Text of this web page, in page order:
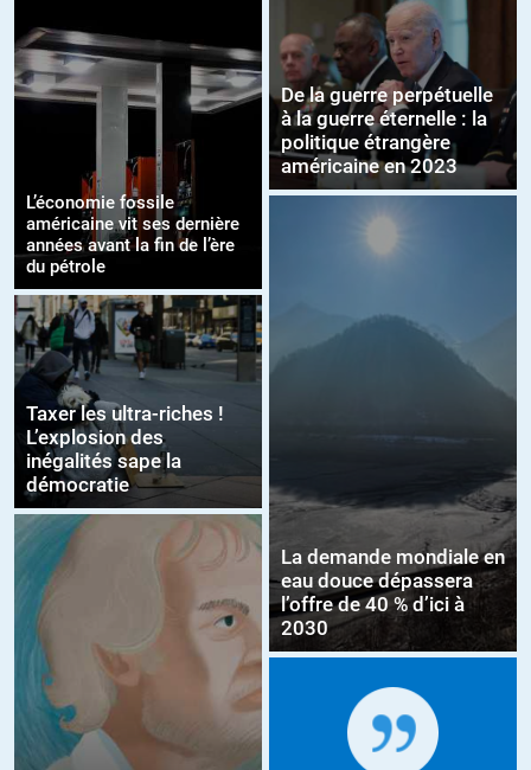
L’économie fossile
américaine vit ses dernière
années avant la fin de l’ère
du pétrole
Taxer les ultra-riches !
L’explosion des
inégalités sape la
démocratie
De la guerre perpétuelle
à la guerre éternelle : la
politique étrangère
américaine en 2023
La demande mondiale en
eau douce dépassera
l’offre de 40 % d’ici à
2030